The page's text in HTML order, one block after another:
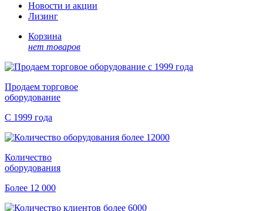
Новости и акции
Лизинг
Корзина
нет товаров
Продаем торговое
оборудование
С 1999 года
Количество
оборудования
Более 12 000